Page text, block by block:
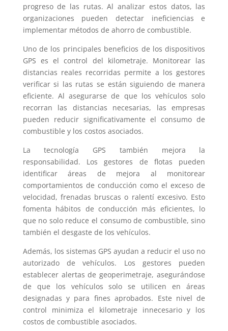
progreso de las rutas. Al analizar estos datos, las
organizaciones pueden detectar ineficiencias e
implementar métodos de ahorro de combustible.
Uno de los principales beneficios de los dispositivos
GPS es el control del kilometraje. Monitorear las
distancias reales recorridas permite a los gestores
verificar si las rutas se están siguiendo de manera
eficiente. Al asegurarse de que los vehículos solo
recorran las distancias necesarias, las empresas
pueden reducir significativamente el consumo de
combustible y los costos asociados.
La tecnología GPS también mejora la
responsabilidad. Los gestores de flotas pueden
identificar áreas de mejora al monitorear
comportamientos de conducción como el exceso de
velocidad, frenadas bruscas o ralentí excesivo. Esto
fomenta hábitos de conducción más eficientes, lo
que no solo reduce el consumo de combustible, sino
también el desgaste de los vehículos.
Además, los sistemas GPS ayudan a reducir el uso no
autorizado de vehículos. Los gestores pueden
establecer alertas de geoperimetraje, asegurándose
de que los vehículos solo se utilicen en áreas
designadas y para fines aprobados. Este nivel de
control minimiza el kilometraje innecesario y los
costos de combustible asociados.